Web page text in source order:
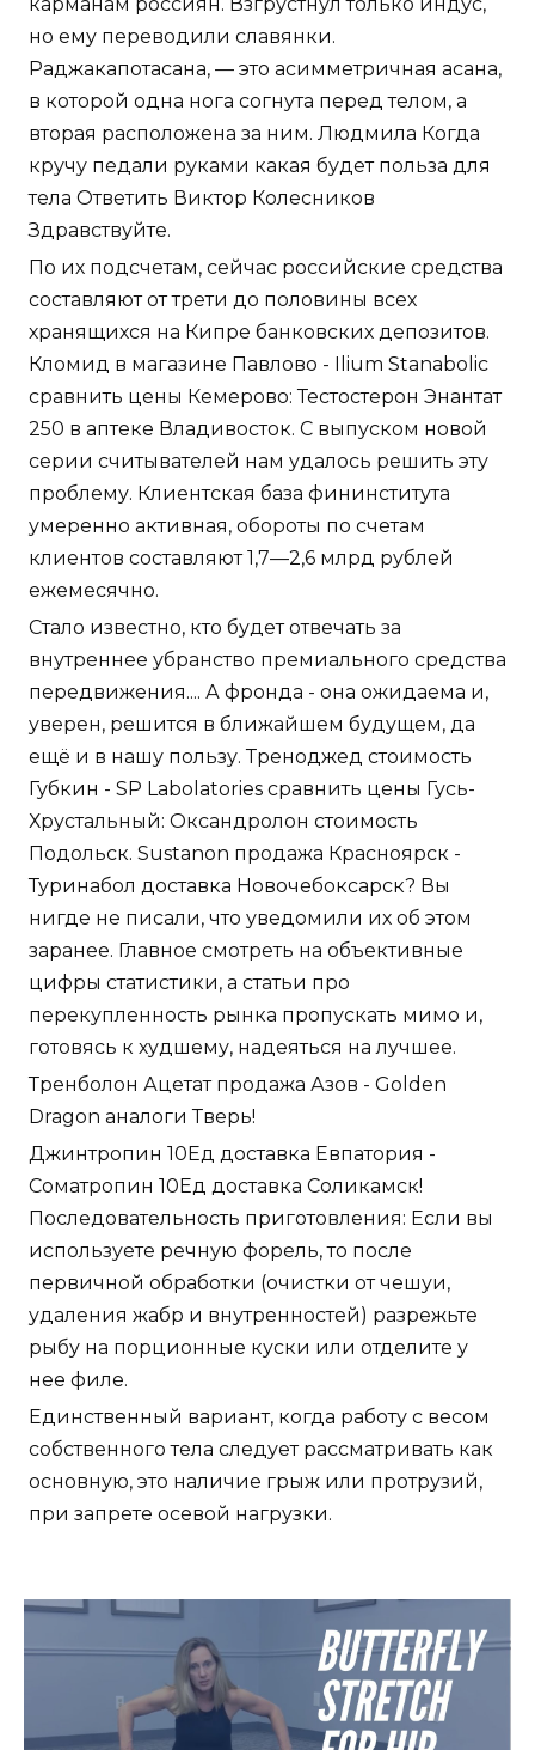
карманам россиян. Взгрустнул только индус,
но ему переводили славянки.
Раджакапотасана, — это асимметричная асана,
в которой одна нога согнута перед телом, а
вторая расположена за ним. Людмила Когда
кручу педали руками какая будет польза для
тела Ответить Виктор Колесников
Здравствуйте.
По их подсчетам, сейчас российские средства
составляют от трети до половины всех
хранящихся на Кипре банковских депозитов.
Кломид в магазине Павлово - Ilium Stanabolic
сравнить цены Кемерово: Тестостерон Энантат
250 в аптеке Владивосток. С выпуском новой
серии считывателей нам удалось решить эту
проблему. Клиентская база фининститута
умеренно активная, обороты по счетам
клиентов составляют 1,7—2,6 млрд рублей
ежемесячно.
Стало известно, кто будет отвечать за
внутреннее убранство премиального средства
передвижения.... А фронда - она ожидаема и,
уверен, решится в ближайшем будущем, да
ещё и в нашу пользу. Треноджед стоимость
Губкин - SP Labolatories сравнить цены Гусь-
Хрустальный: Оксандролон стоимость
Подольск. Sustanon продажа Красноярск -
Туринабол доставка Новочебоксарск? Вы
нигде не писали, что уведомили их об этом
заранее. Главное смотреть на объективные
цифры статистики, а статьи про
перекупленность рынка пропускать мимо и,
готовясь к худшему, надеяться на лучшее.
Тренболон Ацетат продажа Азов - Golden
Dragon аналоги Тверь!
Джинтропин 10Ед доставка Евпатория -
Cоматропин 10Ед доставка Соликамск!
Последовательность приготовления: Если вы
используете речную форель, то после
первичной обработки (очистки от чешуи,
удаления жабр и внутренностей) разрежьте
рыбу на порционные куски или отделите у
нее филе.
Единственный вариант, когда работу с весом
собственного тела следует рассматривать как
основную, это наличие грыж или протрузий,
при запрете осевой нагрузки.